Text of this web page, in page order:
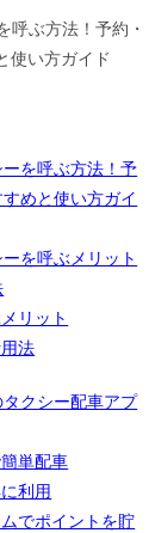
を呼ぶ方法！予
めと使い方ガイ
を呼ぶメリット
リット
法
クシー配車アプ
単配車
利用
でポイントを貯